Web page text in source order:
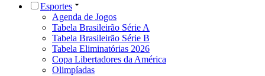
Esportes
Agenda de Jogos
Tabela Brasileirão Série A
Tabela Brasileirão Série B
Tabela Eliminatórias 2026
Copa Libertadores da América
Olimpíadas